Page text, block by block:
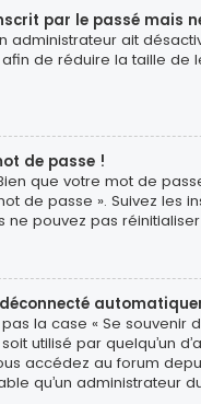
par le passé mais
administrateur ait
de réduire la taille de
de passe !
que votre mot de
de passe ». Suivez
ne pouvez pas
la case « Se
utilisé par quelqu’un
accédez au forum
qu’un administrateur